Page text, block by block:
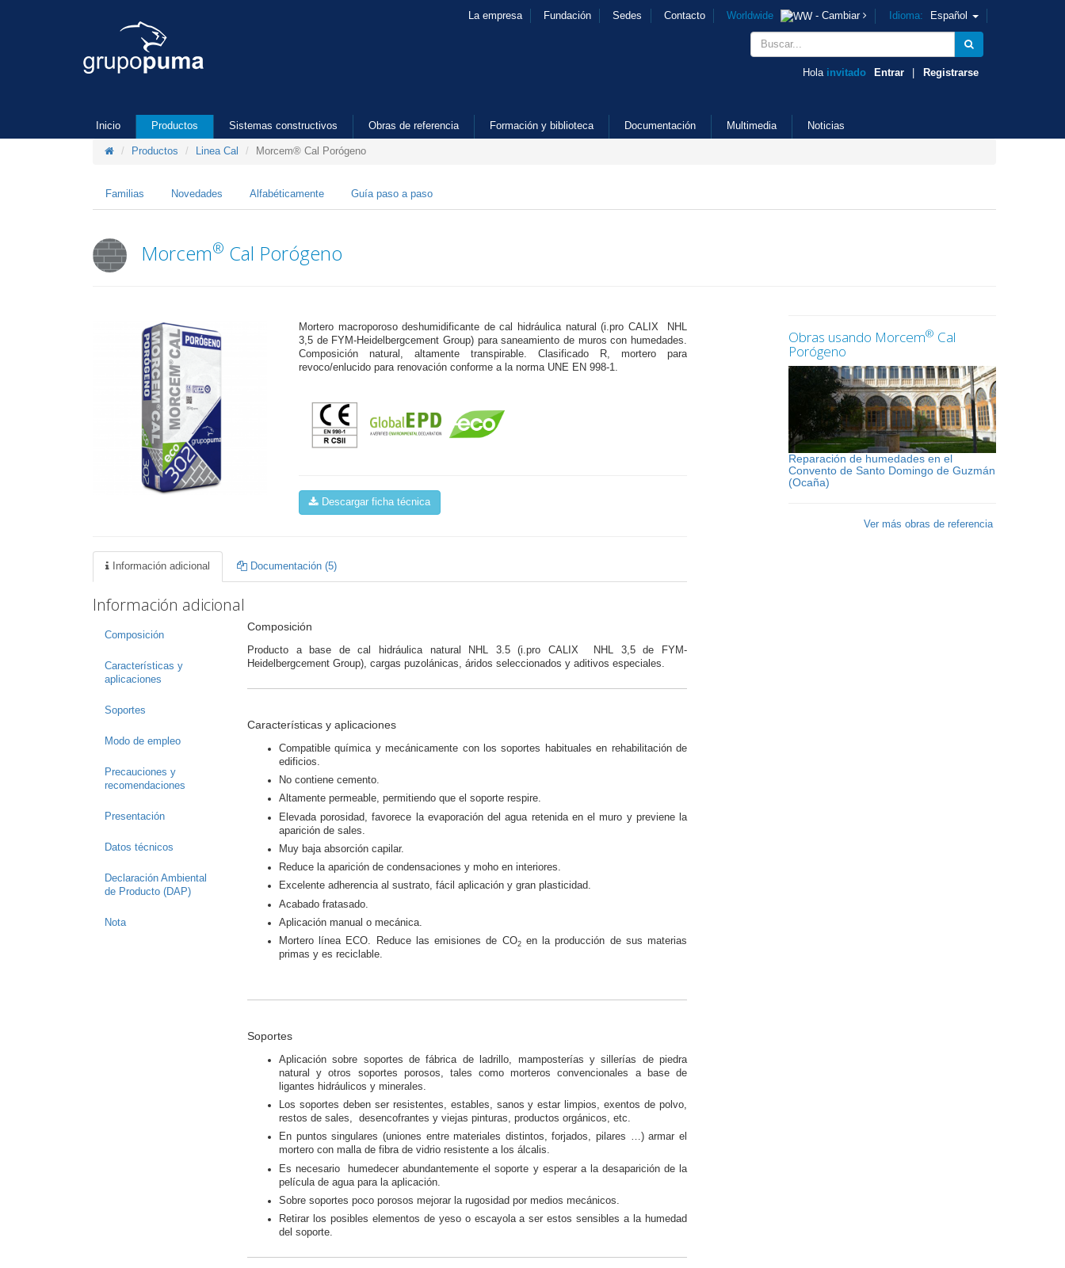
La empresa Fundación Sedes Contacto Worldwide - Cambiar Idioma: Español
Hola invitado Entrar Registrarse
Inicio Productos Sistemas constructivos Obras de referencia Formación y biblioteca Documentación Multimedia Noticias
Productos Linea Cal Morcem® Cal Porógeno
Familias Novedades Alfabéticamente Guía paso a paso
Morcem® Cal Porógeno
Mortero macroporoso deshumidificante de cal hidráulica natural (i.pro CALIX NHL
3,5 de FYM-Heidelbergcement Group) para saneamiento de muros con humedades.
Composición natural, altamente transpirable. Clasificado R, mortero para
revoco/enlucido para renovación conforme a la norma UNE EN 998-1.
Descargar ficha técnica
Información adicional Documentación (5)
Información adicional
Composición
Características y
aplicaciones
Soportes
Modo de empleo
Precauciones y
recomendaciones
Presentación
Datos técnicos
Declaración Ambiental
de Producto (DAP)
Nota
Composición
Producto a base de cal hidráulica natural NHL 3.5 (i.pro CALIX NHL 3,5 de FYM-
Heidelbergcement Group), cargas puzolánicas, áridos seleccionados y aditivos especiales.
Características y aplicaciones
Compatible química y mecánicamente con los soportes habituales en rehabilitación de
edificios.
No contiene cemento.
Altamente permeable, permitiendo que el soporte respire.
Elevada porosidad, favorece la evaporación del agua retenida en el muro y previene la
aparición de sales.
Muy baja absorción capilar.
Reduce la aparición de condensaciones y moho en interiores.
Excelente adherencia al sustrato, fácil aplicación y gran plasticidad.
Acabado fratasado.
Aplicación manual o mecánica.
Mortero línea ECO. Reduce las emisiones de CO2en la producción de sus materias
primas y es reciclable.
Soportes
Aplicación sobre soportes de fábrica de ladrillo, mamposterías y sillerías de piedra
natural y otros soportes porosos, tales como morteros convencionales a base de
ligantes hidráulicos y minerales.
Los soportes deben ser resistentes, estables, sanos y estar limpios, exentos de polvo,
restos de sales, desencofrantes y viejas pinturas, productos orgánicos, etc.
En puntos singulares (uniones entre materiales distintos, forjados, pilares …) armar el
mortero con malla de fibra de vidrio resistente a los álcalis.
Es necesario humedecer abundantemente el soporte y esperar a la desaparición de la
película de agua para la aplicación.
Sobre soportes poco porosos mejorar la rugosidad por medios mecánicos.
Retirar los posibles elementos de yeso o escayola a ser estos sensibles a la humedad
del soporte.
Obras usando Morcem® Cal
Porógeno
Reparación de humedades en el
Convento de Santo Domingo de Guzmán
(Ocaña)
Ver más obras de referencia